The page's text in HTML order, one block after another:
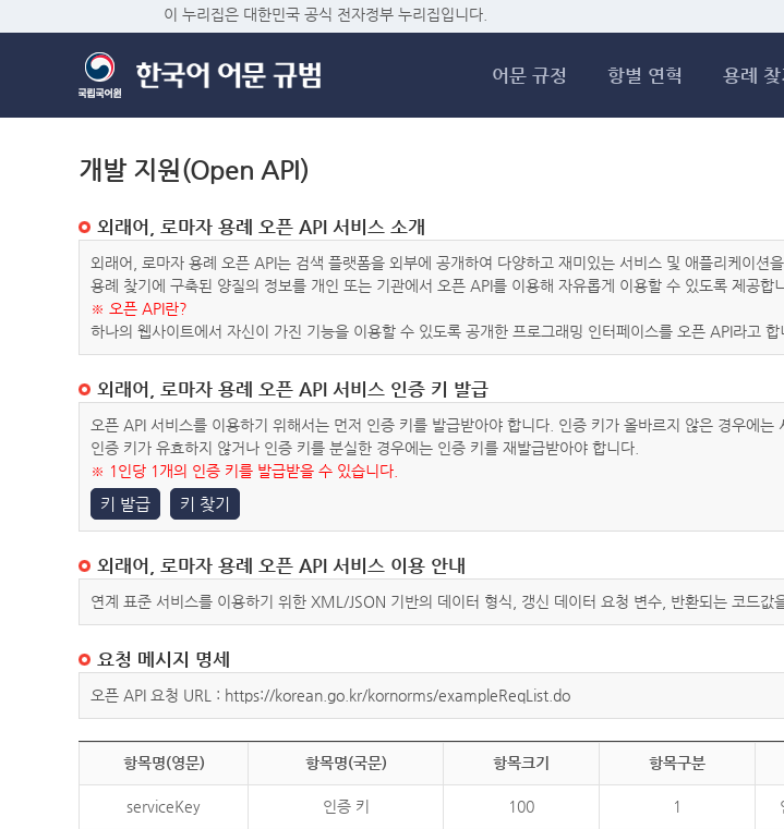
이 누리집은 대한민국 공식 전자정부 누리집입니다.
어문 규정 항별 연혁 용례 찾
개발 지원(Open API)
외래어, 로마자 용례 오픈 API 서비스 소개
외래어, 로마자 용례 오픈 API는 검색 플랫폼을 외부에 공개하여 다양하고 재미있는 서비스 및 애플리케이션
용례 찾기에 구축된 양질의 정보를 개인 또는 기관에서 오픈 API를 이용해 자유롭게 이용할 수 있도록 제공합
※ 오픈 API란?
하나의 웹사이트에서 자신이 가진 기능을 이용할 수 있도록 공개한 프로그래밍 인터페이스를 오픈 API라고 합
외래어, 로마자 용례 오픈 API 서비스 인증 키 발급
오픈 API 서비스를 이용하기 위해서는 먼저 인증 키를 발급받아야 합니다. 인증 키가 올바르지 않은 경우에는
인증 키가 유효하지 않거나 인증 키를 분실한 경우에는 인증 키를 재발급받아야 합니다.
※ 1인당 1개의 인증 키를 발급받을 수 있습니다.
키 발급 키 찾기
외래어, 로마자 용례 오픈 API 서비스 이용 안내
연계 표준 서비스를 이용하기 위한 XML/JSON 기반의 데이터 형식, 갱신 데이터 요청 변수, 반환되는 코드값
요청 메시지 명세
오픈 API 요청 URL : https://korean.go.kr/kornorms/exampleReqList.do
항목명(영문) 항목명(국문) 항목크기 항목구분
serviceKey 인증 키 100 1